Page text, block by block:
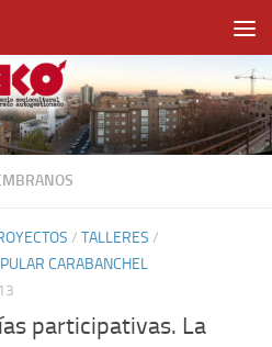
/ TALLERES /
CARABANCHEL
participativas. La